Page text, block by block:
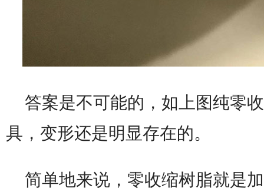
答案是不可能的，如上图纯零
具，变形还是明显存在的。
简单地来说，零收缩树脂就是